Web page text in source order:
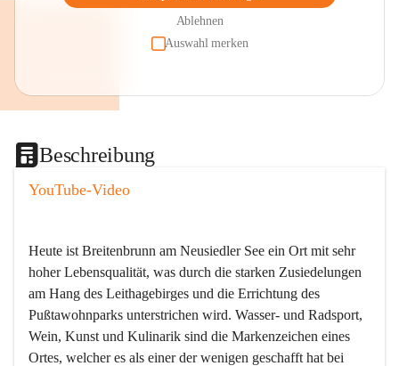
Ablehnen
Auswahl merken
Beschreibung
YouTube-Video
Heute ist Breitenbrunn am Neusiedler See ein Ort mit sehr
hoher Lebensqualität, was durch die starken Zusiedelungen
am Hang des Leithagebirges und die Errichtung des
Pußtawohnparks unterstrichen wird. Wasser- und Radsport,
Wein, Kunst und Kulinarik sind die Markenzeichen eines
Ortes, welcher es als einer der wenigen geschafft hat bei